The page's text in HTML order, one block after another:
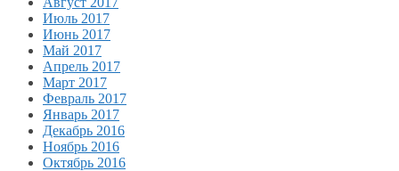
Июль 2017
Июнь 2017
Май 2017
Апрель 2017
Март 2017
Февраль 2017
Январь 2017
Декабрь 2016
Ноябрь 2016
Октябрь 2016